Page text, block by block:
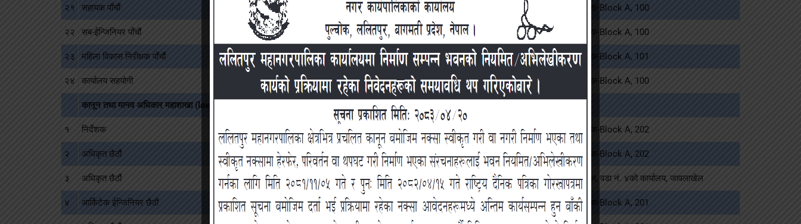
२१ सहायक पाँचौं श्री जानकी रास्कोटी पुल्चोक-Block A, 100
२२ सब-ईन्जिनियर पाँचौं श्री नृपेश अमात्य 9843580719 पुल्चोक-Block A, 100
२३ महिला विकास निरीक्षक पाँचौं श्री पुजा खनाल 9843521852 पुल्चोक-Block A, 101
२४ कार्यालय सहयोगी श्री मनिषा पोखरेल 9841613444 पुल्चोक-Block A, 100
कानून तथा मानव अधिकार महाशाखा (law@lmc.gov.np)
१ निर्देशक श्री खगेन्द्र प्रसाद वस्ती 9851192000 पुल्चोक-Block A, 202
२ अधिकृत छैठौं श्री माया देवी खत्री 9841701042 पुल्चोक-Block A, 202
३ अधिकृत छैठौं श्री बाबुराजा महर्जन 9813840044 मिसिल, वडा नं. ४को कार्यालय, जावलाखेल
४ आर्किटेक ईन्जिनियर छैठौं श्री संजय महर्जन 9841992228 पुल्चोक-Block A, 201